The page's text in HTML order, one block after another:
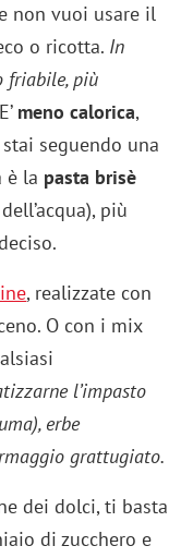
non vuoi usare il
o ricotta. In
friabile, più
meno calorica,
seguendo una
è la pasta brisè
più
, realizzate con
O con i mix
l’impasto
erbe
grattugiato.
dei dolci, ti basta
di zucchero e